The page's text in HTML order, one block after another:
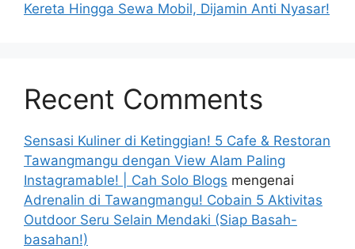
Kereta Hingga Sewa Mobil, Dijamin Anti Nyasar!
Recent Comments
Sensasi Kuliner di Ketinggian! 5 Cafe & Restoran
Tawangmangu dengan View Alam Paling
Instagramable! | Cah Solo Blogs mengenai
Adrenalin di Tawangmangu! Cobain 5 Aktivitas
Outdoor Seru Selain Mendaki (Siap Basah-
basahan!)